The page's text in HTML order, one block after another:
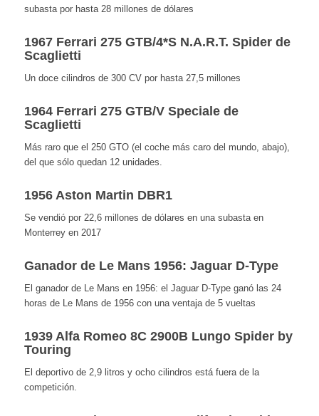
subasta por hasta 28 millones de dólares
1967 Ferrari 275 GTB/4*S N.A.R.T. Spider de
Scaglietti
Un doce cilindros de 300 CV por hasta 27,5 millones
1964 Ferrari 275 GTB/V Speciale de
Scaglietti
Más raro que el 250 GTO (el coche más caro del mundo, abajo),
del que sólo quedan 12 unidades.
1956 Aston Martin DBR1
Se vendió por 22,6 millones de dólares en una subasta en
Monterrey en 2017
Ganador de Le Mans 1956: Jaguar D-Type
El ganador de Le Mans en 1956: el Jaguar D-Type ganó las 24
horas de Le Mans de 1956 con una ventaja de 5 vueltas
1939 Alfa Romeo 8C 2900B Lungo Spider by
Touring
El deportivo de 2,9 litros y ocho cilindros está fuera de la
competición.